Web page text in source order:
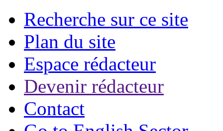
Recherche sur ce site
Plan du site
Espace rédacteur
Devenir rédacteur
Contact